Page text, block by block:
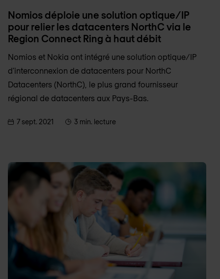
Nomios déploie une solution optique/IP
pour relier les datacenters NorthC via le
Region Connect Ring à haut débit
Nomios et Nokia ont intégré une solution optique/IP
d'interconnexion de datacenters pour NorthC
Datacenters (NorthC), le plus grand fournisseur
régional de datacenters aux Pays-Bas.
7 sept. 2021 3 min. lecture